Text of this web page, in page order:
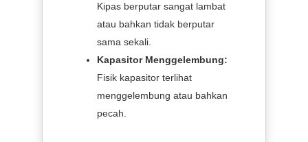
Kipas berputar sangat lambat
atau bahkan tidak berputar
sama sekali.
Kapasitor Menggelembung:
Fisik kapasitor terlihat
menggelembung atau bahkan
pecah.